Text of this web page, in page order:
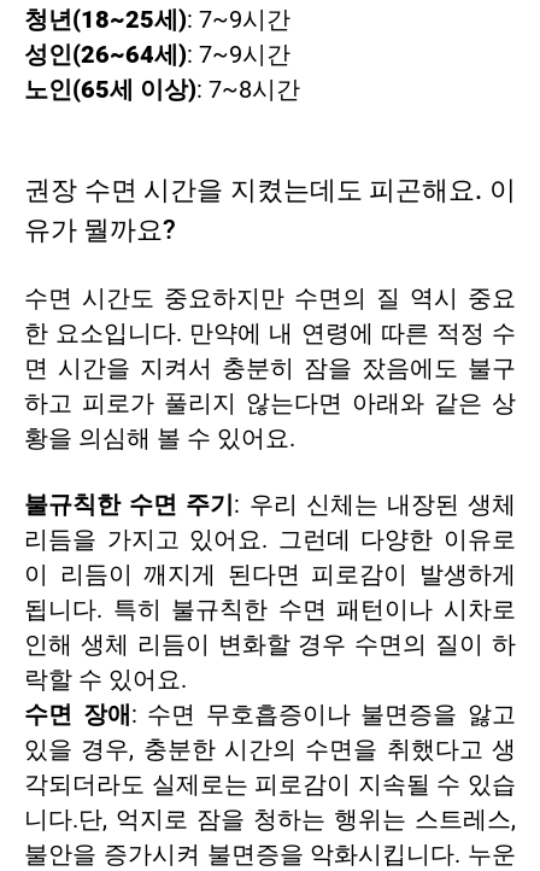
청년(18~25세): 7~9시간
성인(26~64세): 7~9시간
노인(65세 이상): 7~8시간
권장 수면 시간을 지켰는데도 피곤해요. 이
유가 뭘까요?
수면 시간도 중요하지만 수면의 질 역시 중요
한 요소입니다. 만약에 내 연령에 따른 적정 수
면 시간을 지켜서 충분히 잠을 잤음에도 불구
하고 피로가 풀리지 않는다면 아래와 같은 상
황을 의심해 볼 수 있어요.
불규칙한 수면 주기 : 우리 신체는 내장된 생체
리듬을 가지고 있어요. 그런데 다양한 이유로
이 리듬이 깨지게 된다면 피로감이 발생하게
됩니다. 특히 불규칙한 수면 패턴이나 시차로
인해 생체 리듬이 변화할 경우 수면의 질이 하
락할 수 있어요.
수면 장애 : 수면 무호흡증이나 불면증을 앓고
있을 경우, 충분한 시간의 수면을 취했다고 생
각되더라도 실제로는 피로감이 지속될 수 있습
니다.단, 억지로 잠을 청하는 행위는 스트레스,
불안을 증가시켜 불면증을 악화시킵니다. 누운